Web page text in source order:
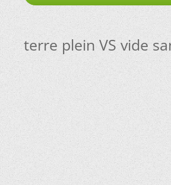
terre plein VS vide